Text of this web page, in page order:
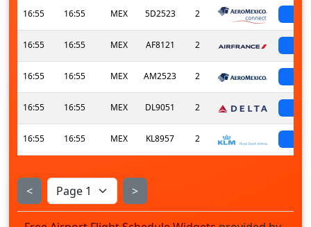
16:55 16:55 MEX 5D2523 2
16:55 16:55 MEX AF8121 2
16:55 16:55 MEX AM2523 2
16:55 16:55 MEX DL9051 2
16:55 16:55 MEX KL8957 2
< >